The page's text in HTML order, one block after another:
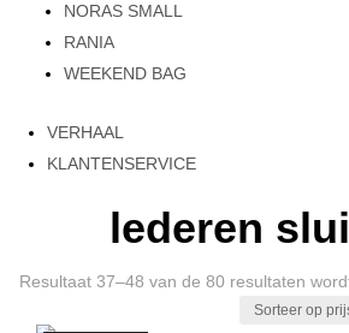
NORAS SMALL
RANIA
WEEKEND BAG
VERHAAL
KLANTENSERVICE
lederen
Resultaat 37–48 van de 80 resultaten